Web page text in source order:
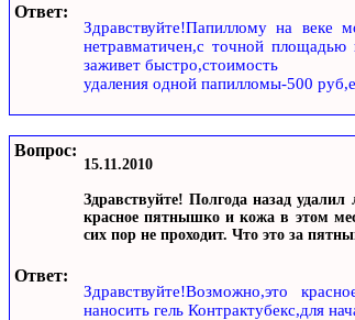
Ответ:
Здравствуйте!Папиллому на веке
нетравматичен,с точной площадью
заживет быстро,стоимость
удаления одной папилломы-500
Вопрос:
15.11.2010
Здравствуйте! Полгода назад
красное пятнышко и кожа в этом
сих пор не проходит. Что это за
Ответ:
Здравствуйте!Возможно,это
наносить гель Контрактубекс,для